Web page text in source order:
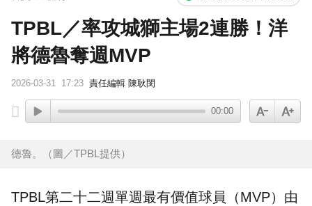
TPBL／率攻城獅主場2連勝！洋
將德魯奪週MVP
2026-03-31 17:23 責任編輯 陳耿閔
00:00
德魯。（圖／TPBL提供）
TPBL第二十二週單週最有價值球員（MVP）由